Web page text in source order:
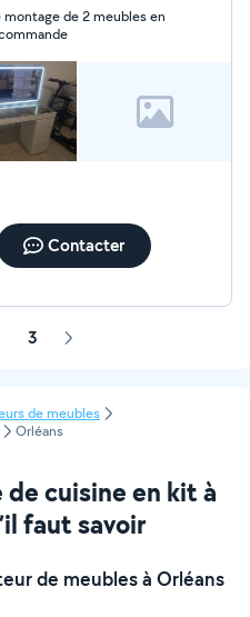
montage de 2 meubles en
Contacter
3 Page
de meubles
Orléans
cuisine en kit à
faut savoir
de meubles à Orléans